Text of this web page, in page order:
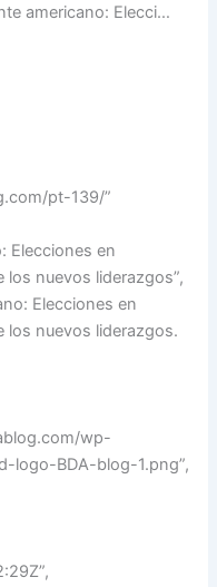
americano: Elecci…
pt-139/”
Elecciones en
los nuevos liderazgos”,
Elecciones en
los nuevos liderazgos.
wp-
logo-BDA-blog-1.png”,